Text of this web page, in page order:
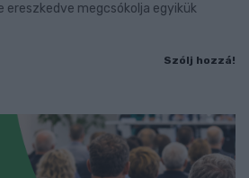
ereszkedve megcsókolja egyikük
Szólj hozzá!